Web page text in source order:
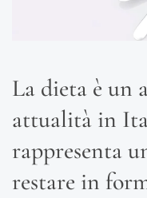
La dieta è un
attualità in
rappresenta
restare in